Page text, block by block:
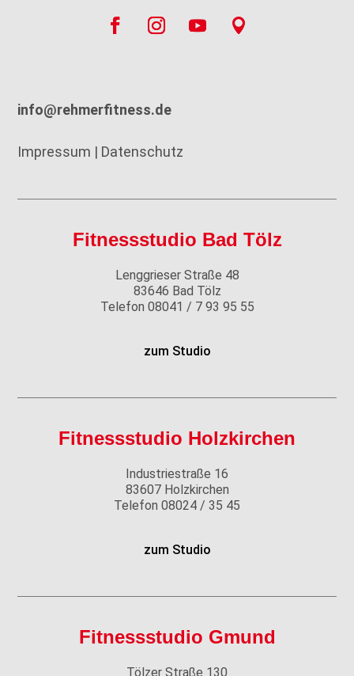
info@rehmerfitness.de
Impressum | Datenschutz
Fitnessstudio Bad Tölz
Lenggrieser Straße 48
83646 Bad Tölz
Telefon 08041 / 7 93 95 55
zum Studio
Fitnessstudio Holzkirchen
Industriestraße 16
83607 Holzkirchen
Telefon 08024 / 35 45
zum Studio
Fitnessstudio Gmund
Tölzer Straße 130